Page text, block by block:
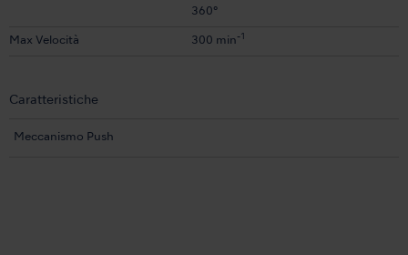
360°
Max Velocità 300 min -1
Caratteristiche
Meccanismo Push